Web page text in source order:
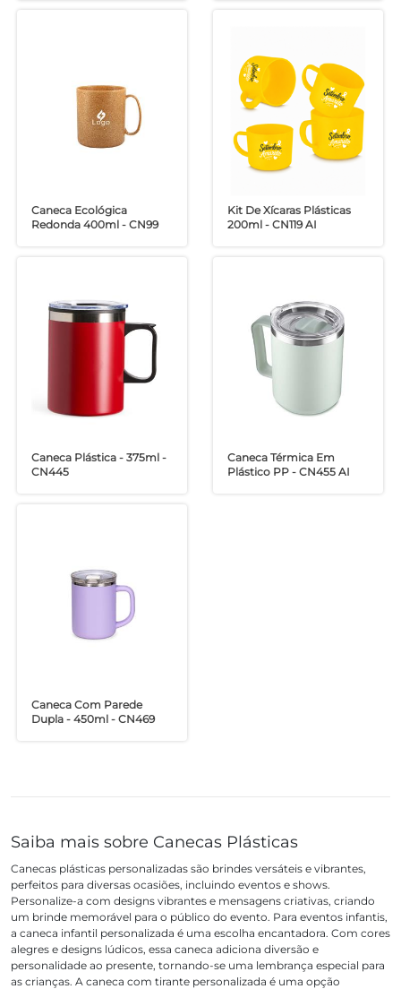
Caneca Ecológica
Redonda 400ml - CN99
Kit De Xícaras Plásticas
200ml - CN119 AI
Caneca Plástica - 375ml -
CN445
Caneca Térmica Em
Plástico PP - CN455 AI
Caneca Com Parede
Dupla - 450ml - CN469
Saiba mais sobre Canecas Plásticas
Canecas plásticas personalizadas são brindes versáteis e vibrantes,
perfeitos para diversas ocasiões, incluindo eventos e shows.
Personalize-a com designs vibrantes e mensagens criativas, criando
um brinde memorável para o público do evento. Para eventos infantis,
a caneca infantil personalizada é uma escolha encantadora. Com cores
alegres e designs lúdicos, essa caneca adiciona diversão e
personalidade ao presente, tornando-se uma lembrança especial para
as crianças. A caneca com tirante personalizada é uma opção